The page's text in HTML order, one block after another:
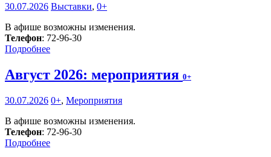
30.07.2026 Выставки, 0+
В афише возможны изменения.
Телефон: 72-96-30
Подробнее
Август 2026: мероприятия 0+
30.07.2026 0+, Мероприятия
В афише возможны изменения.
Телефон: 72-96-30
Подробнее